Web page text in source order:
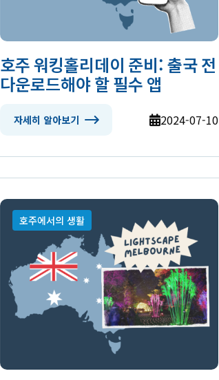
호주 워킹홀리데이 준비: 출국 전
다운로드해야 할 필수 앱
자세히 알아보기 2024-07-10
호주에서의 생활